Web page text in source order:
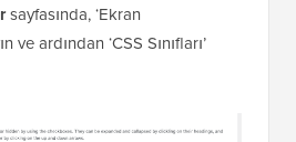
sayfasında, ‘Ekran
ve ardından ‘CSS Sınıfları’